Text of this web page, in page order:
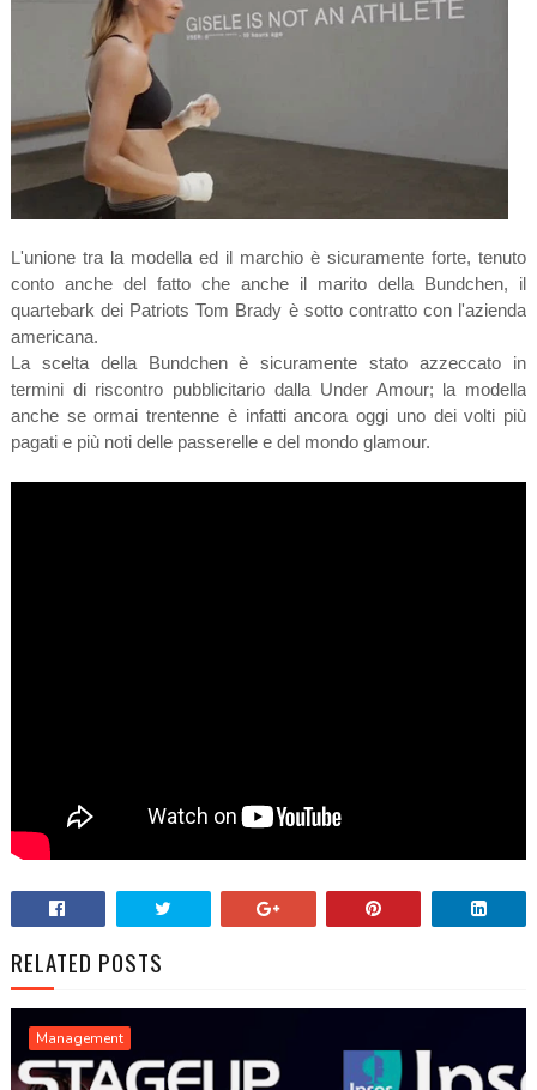
L'unione tra la modella ed il marchio è sicuramente forte, tenuto
conto anche del fatto che anche il marito della Bundchen, il
quartebark dei Patriots Tom Brady è sotto contratto con l'azienda
americana.
La scelta della Bundchen è sicuramente stato azzeccato in
termini di riscontro pubblicitario dalla Under Amour; la modella
anche se ormai trentenne è infatti ancora oggi uno dei volti più
pagati e più noti delle passerelle e del mondo glamour.
RELATED POSTS
Management